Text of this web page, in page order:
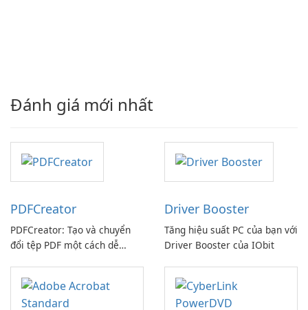
Đánh giá mới nhất
PDFCreator
PDFCreator: Tạo và chuyển
đổi tệp PDF một cách dễ
Driver Booster
Tăng hiệu suất PC của bạn với
Driver Booster của IObit